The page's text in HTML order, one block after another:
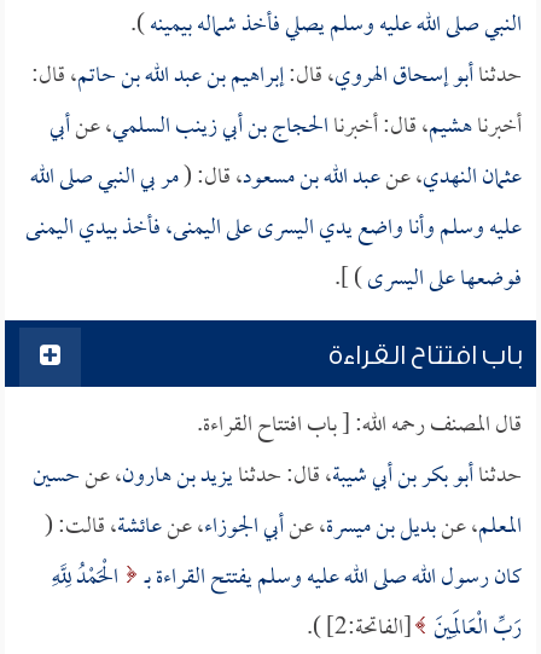
النبي صلى الله عليه وسلم يصلي فأخذ شماله بيمينه).
حدثناأبو إسحاق الهروي، قال:إبراهيم بن عبد الله بن حاتم، قال:
أخبرناهشيم، قال: أخبرناالحجاج بن أبي زينب السلمي، عنأبي
عثمان النهدي، عنعبد الله بن مسعود، قال: (مر بي النبي صلى الله
عليه وسلم وأنا واضع يدي اليسرى على اليمنى، فأخذ بيدي اليمنى
فوضعها على اليسرى) ].
باب افتتاح القراءة
قال المصنف رحمه الله: [ باب افتتاح القراءة.
حدثناأبو بكر بن أبي شيبة، قال: حدثنايزيد بن هارون، عنحسين
المعلم، عنبديل بن ميسرة، عنأبي الجوزاء، عنعائشة، قالت: (
كان رسول الله صلى الله عليه وسلم يفتتح القراءة بـ الْحَمْدُ لِلَّهِ
رَبِّ الْعَالَمِينَ [الفاتحة:2] ).